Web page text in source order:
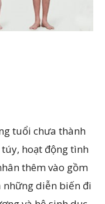
tuổi chưa thành
hoạt động tình
thêm vào gồm
những diễn biến đi